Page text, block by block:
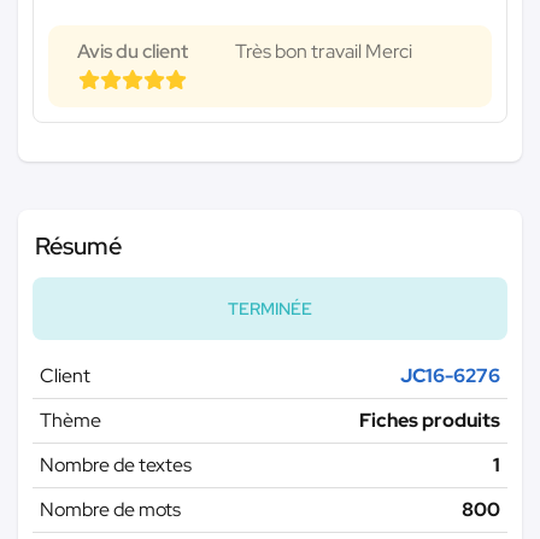
Avis du client Très bon travail Merci
Résumé
TERMINÉE
Client
JC16-6276
Thème
Fiches produits
Nombre de textes
1
Nombre de mots
800